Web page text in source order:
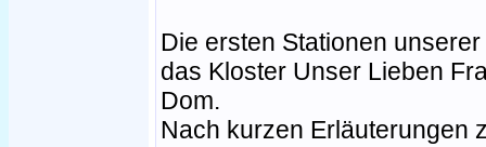
Die ersten Stationen
das Kloster Unser Lieben
Dom.
Nach kurzen Erläuterungen